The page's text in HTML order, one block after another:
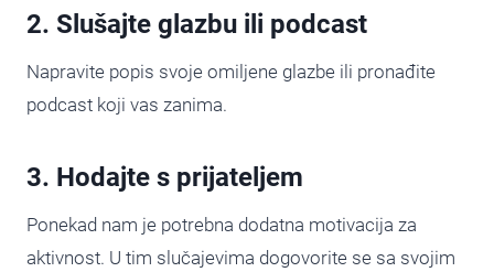
2. Slušajte glazbu ili podcast
Napravite popis svoje omiljene glazbe ili pronađite
podcast koji vas zanima.
3. Hodajte s prijateljem
Ponekad nam je potrebna dodatna motivacija za
aktivnost. U tim slučajevima dogovorite se sa svojim